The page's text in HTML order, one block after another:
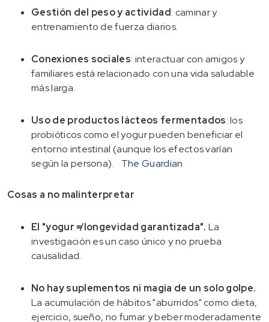
Gestión del peso y actividad: caminar y
entrenamiento de fuerza diarios.
Conexiones sociales: interactuar con amigos y
familiares está relacionado con una vida saludable
más larga.
Uso de productos lácteos fermentados: los
probióticos como el yogur pueden beneficiar el
entorno intestinal (aunque los efectos varían
según la persona).
The Guardian
Cosas a no malinterpretar
El "yogur ≠ longevidad garantizada". La
investigación es un caso único y no prueba
causalidad.
No hay suplementos ni magia de un solo golpe.
La acumulación de hábitos "aburridos" como dieta,
ejercicio, sueño, no fumar y beber moderadamente